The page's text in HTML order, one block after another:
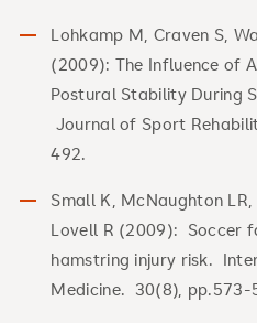
Lohkamp M, Craven S,
(2009): The Influence of
Postural Stability During
Journal of Sport
492.
Small K, McNaughton
Lovell R (2009): Soccer
hamstring injury risk.
Medicine. 30(8), pp.573-